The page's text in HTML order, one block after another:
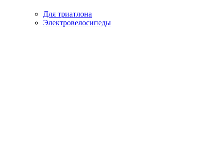
Для триатлона
Электровелосипеды